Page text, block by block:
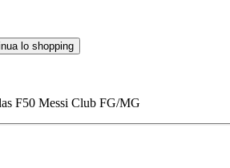
lo shopping
F50 Messi Club FG/MG